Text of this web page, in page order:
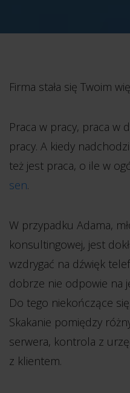
Firma stała się Twoim
Praca w pracy, praca w
pracy. A kiedy
też jest praca, o ile w
sen.
W przypadku Adama,
konsultingowej, jest
wzdrygać na dźwięk
dobrze nie odpowie na
Do tego niekończące
Skakanie pomiędzy
serwera, kontrola z
z klientem.